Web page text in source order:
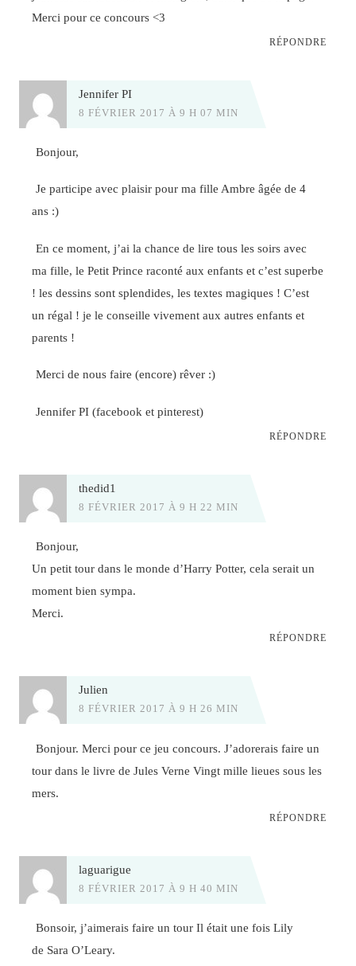
Merci pour ce concours <3
RÉPONDRE
Jennifer PI
8 FÉVRIER 2017 À 9 H 07 MIN
Bonjour,
Je participe avec plaisir pour ma fille Ambre âgée de 4
ans :)
En ce moment, j’ai la chance de lire tous les soirs avec
ma fille, le Petit Prince raconté aux enfants et c’est superbe
! les dessins sont splendides, les textes magiques ! C’est
un régal ! je le conseille vivement aux autres enfants et
parents !
Merci de nous faire (encore) rêver :)
Jennifer PI (facebook et pinterest)
RÉPONDRE
thedid1
8 FÉVRIER 2017 À 9 H 22 MIN
Bonjour,
Un petit tour dans le monde d’Harry Potter, cela serait un
moment bien sympa.
Merci.
RÉPONDRE
Julien
8 FÉVRIER 2017 À 9 H 26 MIN
Bonjour. Merci pour ce jeu concours. J’adorerais faire un
tour dans le livre de Jules Verne Vingt mille lieues sous les
mers.
RÉPONDRE
laguarigue
8 FÉVRIER 2017 À 9 H 40 MIN
Bonsoir, j’aimerais faire un tour Il était une fois Lily
de Sara O’Leary.